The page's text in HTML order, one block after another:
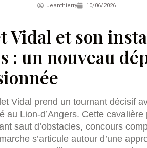
Jeanthierry 10/06/2026
Vidal et son
: un nouveau
Vidal prend un tournant décisif
au Lion-d’Angers. Cette
saut d’obstacles, concours
s’articule autour d’une